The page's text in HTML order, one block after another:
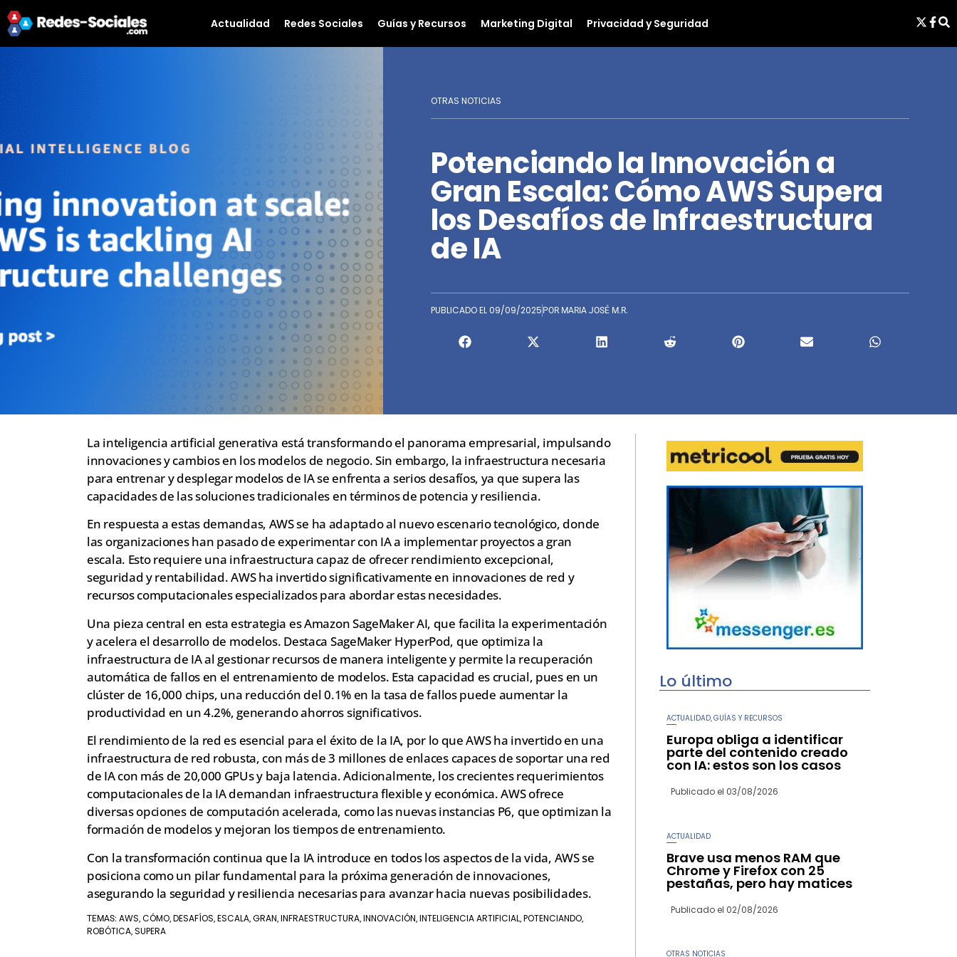
Actualidad Redes Sociales Guías y Recursos Marketing Digital Privacidad y Seguridad
OTRAS NOTICIAS
Potenciando la Innovación a
Gran Escala: Cómo AWS Supera
los Desafíos de Infraestructura
de IA
PUBLICADO EL 09/09/2025 POR MARIA JOSÉ M.R.
La inteligencia artificial generativa está transformando el panorama empresarial, impulsando
innovaciones y cambios en los modelos de negocio. Sin embargo, la infraestructura necesaria
para entrenar y desplegar modelos de IA se enfrenta a serios desafíos, ya que supera las
capacidades de las soluciones tradicionales en términos de potencia y resiliencia.
En respuesta a estas demandas, AWS se ha adaptado al nuevo escenario tecnológico, donde
las organizaciones han pasado de experimentar con IA a implementar proyectos a gran
escala. Esto requiere una infraestructura capaz de ofrecer rendimiento excepcional,
seguridad y rentabilidad. AWS ha invertido significativamente en innovaciones de red y
recursos computacionales especializados para abordar estas necesidades.
Una pieza central en esta estrategia es Amazon SageMaker AI, que facilita la experimentación
y acelera el desarrollo de modelos. Destaca SageMaker HyperPod, que optimiza la
infraestructura de IA al gestionar recursos de manera inteligente y permite la recuperación
automática de fallos en el entrenamiento de modelos. Esta capacidad es crucial, pues en un
clúster de 16,000 chips, una reducción del 0.1% en la tasa de fallos puede aumentar la
productividad en un 4.2%, generando ahorros significativos.
El rendimiento de la red es esencial para el éxito de la IA, por lo que AWS ha invertido en una
infraestructura de red robusta, con más de 3 millones de enlaces capaces de soportar una red
de IA con más de 20,000 GPUs y baja latencia. Adicionalmente, los crecientes requerimientos
computacionales de la IA demandan infraestructura flexible y económica. AWS ofrece
diversas opciones de computación acelerada, como las nuevas instancias P6, que optimizan la
formación de modelos y mejoran los tiempos de entrenamiento.
Con la transformación continua que la IA introduce en todos los aspectos de la vida, AWS se
posiciona como un pilar fundamental para la próxima generación de innovaciones,
asegurando la seguridad y resiliencia necesarias para avanzar hacia nuevas posibilidades.
TEMAS: AWS, CÓMO, DESAFÍOS, ESCALA, GRAN, INFRAESTRUCTURA, INNOVACIÓN, INTELIGENCIA ARTIFICIAL, POTENCIANDO,
ROBÓTICA, SUPERA
Lo último
ACTUALIDAD GUÍAS Y RECURSOS
Europa obliga a identificar
parte del contenido creado
con IA: estos son los casos
Publicado el 03/08/2026
ACTUALIDAD
Brave usa menos RAM que
Chrome y Firefox con 25
pestañas, pero hay matices
Publicado el 02/08/2026
OTRAS NOTICIAS